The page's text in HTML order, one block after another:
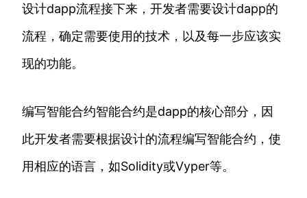
设计dapp流程接下来，开发者需要设计dapp的
流程，确定需要使用的技术，以及每一步应该实
现的功能。
编写智能合约智能合约是dapp的核心部分，因
此开发者需要根据设计的流程编写智能合约，使
用相应的语言，如Solidity或Vyper等。